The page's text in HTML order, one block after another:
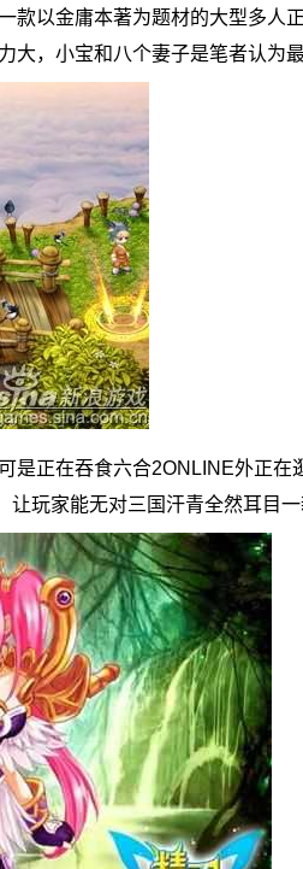
以金庸本著为题材的大型多人
大，小宝和八个妻子是笔者认为
正在吞食六合2ONLINE外正在
玩家能无对三国汗青全然耳目一